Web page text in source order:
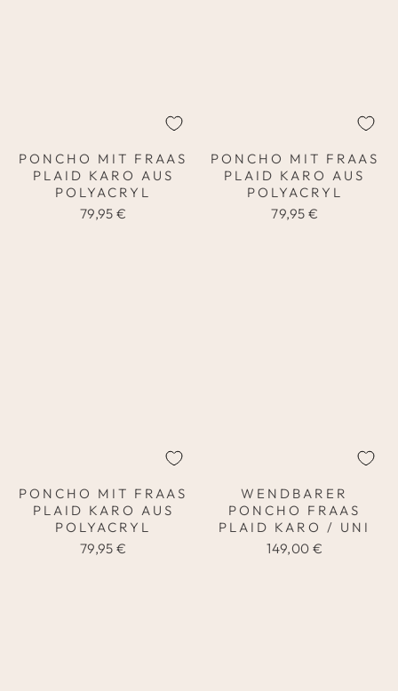
PONCHO MIT FRAAS
PLAID KARO AUS
POLYACRYL
79,95 €
PONCHO MIT FRAAS
PLAID KARO AUS
POLYACRYL
79,95 €
PONCHO MIT FRAAS
PLAID KARO AUS
POLYACRYL
79,95 €
WENDBARER
PONCHO FRAAS
PLAID KARO / UNI
149,00 €